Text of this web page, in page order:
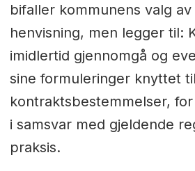
bifaller kommunens valg
henvisning, men legger til:
imidlertid gjennomgå og
sine formuleringer knyttet
kontraktsbestemmelser,
i samsvar med gjeldende
praksis.